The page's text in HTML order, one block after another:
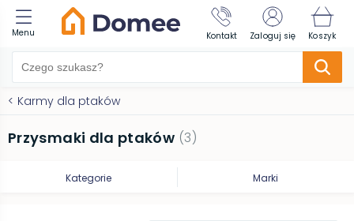
Menu Kontakt Zaloguj się Koszyk
< Karmy dla ptaków
Przysmaki dla ptaków (3)
Kategorie Marki